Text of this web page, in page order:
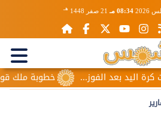
08:34 مـ 21 صفر 1448 هـ
خطوبة ملك قورة ويوسف